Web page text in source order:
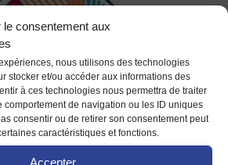
le consentement aux
nous utilisons des technologies
stocker et/ou accéder aux informations des
à ces technologies nous permettra de traiter
comportement de navigation ou les ID uniques
consentir ou de retirer son consentement peut
caractéristiques et fonctions.
Accepter